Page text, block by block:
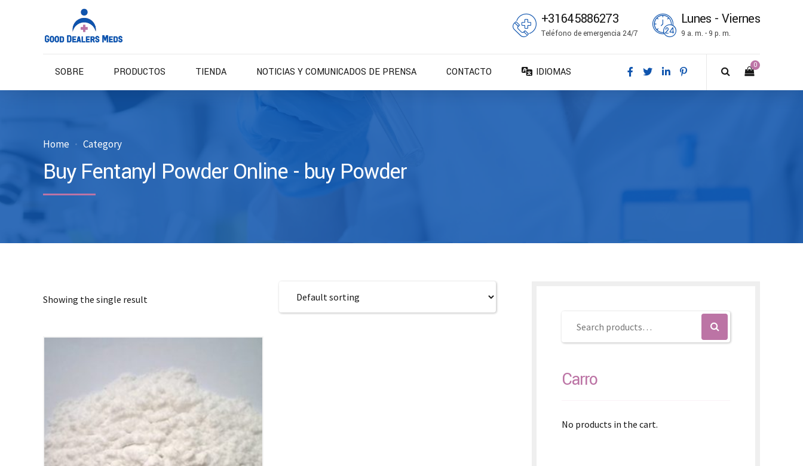
+31645886273
Teléfono de emergencia 24/7
Lunes - Viernes
9 a. m. - 9 p. m.
0
SOBRE PRODUCTOS TIENDA NOTICIAS Y COMUNICADOS DE PRENSA CONTACTO
IDIOMAS
Home Category
Buy Fentanyl Powder Online - buy Powder
Showing the single result
Carro
No products in the cart.